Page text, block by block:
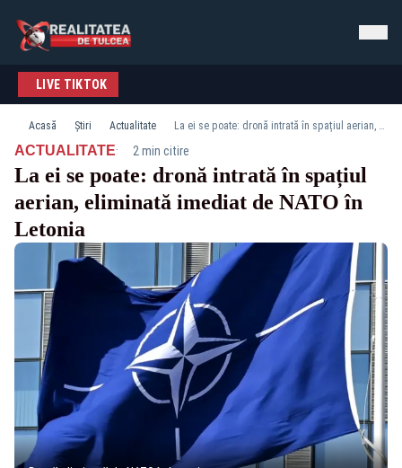
LIVE TIKTOK
Acasă Știri Actualitate La ei se poate: dronă intrată în spațiul aerian, eliminată imediat de NATO în Letonia
ACTUALITATE· 2 min citire
La ei se poate: dronă intrată în spațiul
aerian, eliminată imediat de NATO în
Letonia